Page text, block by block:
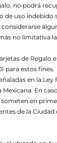
no podrá
de uso
no limitativa
de Regalo
para estos fines.
en la
En
en
de la